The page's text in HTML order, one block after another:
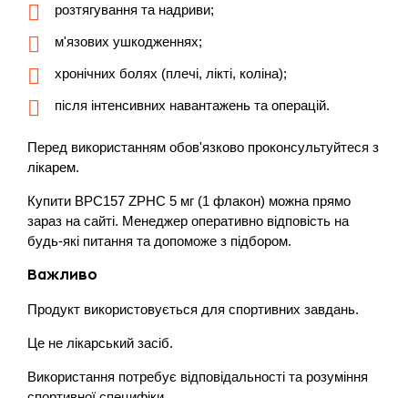
розтягування та надриви;
м'язових ушкодженнях;
хронічних болях (плечі, лікті, коліна);
після інтенсивних навантажень та операцій.
Перед використанням обов'язково проконсультуйтеся з
лікарем.
Купити BPC157 ZPHC 5 мг (1 флакон) можна прямо
зараз на сайті. Менеджер оперативно відповість на
будь-які питання та допоможе з підбором.
Важливо
Продукт використовується для спортивних завдань.
Це не лікарський засіб.
Використання потребує відповідальності та розуміння